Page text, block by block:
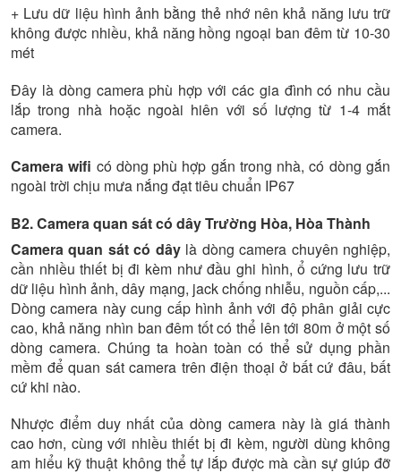
+ Lưu dữ liệu hình ảnh bằng thẻ nhớ nên khả năng lưu trữ
không được nhiều, khả năng hồng ngoại ban đêm từ 10-30
mét
Đây là dòng camera phù hợp với các gia đình có nhu cầu
lắp trong nhà hoặc ngoài hiên với số lượng từ 1-4 mắt
camera.
Camera wifi có dòng phù hợp gắn trong nhà, có dòng gắn
ngoài trời chịu mưa nắng đạt tiêu chuẩn IP67
B2. Camera quan sát có dây Trường Hòa, Hòa Thành
Camera quan sát có dâylà dòng camera chuyên nghiệp,
cần nhiều thiết bị đi kèm như đầu ghi hình, ổ cứng lưu trữ
dữ liệu hình ảnh, dây mạng, jack chống nhiễu, nguồn cấp,...
Dòng camera này cung cấp hình ảnh với độ phân giải cực
cao, khả năng nhìn ban đêm tốt có thể lên tới 80m ở một số
dòng camera. Chúng ta hoàn toàn có thể sử dụng phần
mềm để quan sát camera trên điện thoại ở bất cứ đâu, bất
cứ khi nào.
Nhược điểm duy nhất của dòng camera này là giá thành
cao hơn, cùng với nhiều thiết bị đi kèm, người dùng không
am hiểu kỹ thuật không thể tự lắp được mà cần sự giúp đỡ